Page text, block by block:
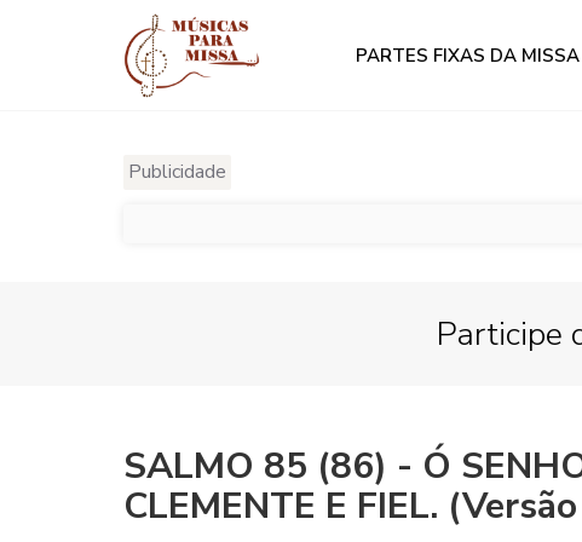
PARTES FIXAS DA MISSA
Publicidade
Participe
SALMO 85 (86) - Ó
CLEMENTE E FIEL.